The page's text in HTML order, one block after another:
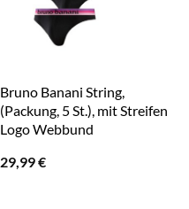
Bruno Banani String,
(Packung, 5 St.), mit Streifen
Logo Webbund
29,99€